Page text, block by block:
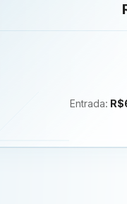
Entrada: